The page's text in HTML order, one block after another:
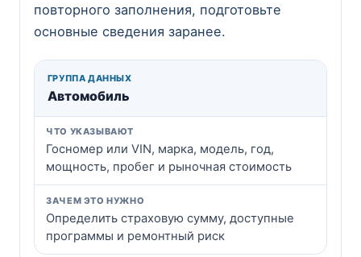
повторного заполнения, подготовьте
основные сведения заранее.
Автомобиль
Госномер или VIN, марка, модель, год,
мощность, пробег и рыночная стоимость
Определить страховую сумму, доступные
программы и ремонтный риск